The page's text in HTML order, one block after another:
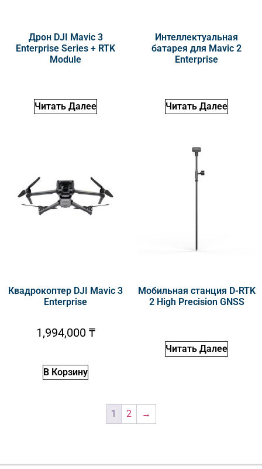
Дрон DJI Mavic 3
Enterprise Series + RTK
Module
Читать Далее
Интеллектуальная
батарея для Mavic 2
Enterprise
Читать Далее
Квадрокоптер DJI Mavic 3
Enterprise
1,994,000 ₸
В Корзину
Мобильная станция D-RTK
2 High Precision GNSS
Читать Далее
1 2 →